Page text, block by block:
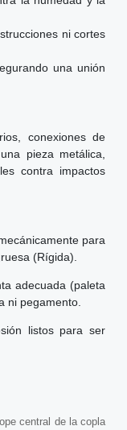
ni cortes
una unión
conexiones de
pieza metálica,
contra impactos
para
(Rígida).
adecuada (paleta
ni pegamento.
listos para ser
central de la copla